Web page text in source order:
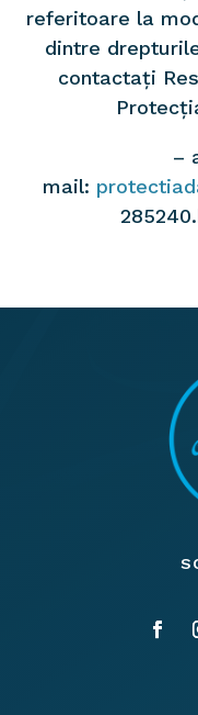
referitoare la
dintre
contactați
–
mail: